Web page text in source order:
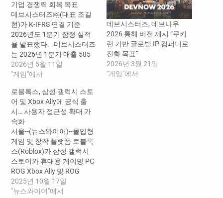
기업 경쟁력 회복 목표
데브시스터즈㈜(대표 조길
현)가 K-IFRS 연결 기준
2026년도 1분기 잠정 실적
을 발표했다. 데브시스터즈
는 2026년 1분기 매출 585
억 원, 영업손실 174억 원, 당
기순손실 151억 원을 기록
덤의 5주년 업데이트의 수익
적 효과는 기대치를 하회했
고, 지난 3월 말 출시한 신작
쿠키런: 오븐스매시의 초기
성과 부진으로 외형 성장이
정체됐다. 이에 매출은 지
난…
2026년 5월 11일
"게임"에서
데브시스터즈, 데브나우
2026 통해 비전 제시 “쿠키
런 기반 글로벌 IP 컴퍼니로
진화 목표”
2026년 3월 21일
"게임"에서
로블록스, 삼성 갤럭시 스토
어 및 Xbox Ally에 공식 출
시… 사용자 접근성 확대 가
속화
서울--(뉴스와이어)--몰입형
게임 및 창작 플랫폼 로블록
스(Roblox)가 삼성 갤럭시
스토어와 휴대용 게이밍 PC
ROG Xbox Ally 및 ROG
Xbox Ally X에서 로블록스를
공식 출시한다. 로블록스는
2025년 10월 17일
"뉴스와이어"에서